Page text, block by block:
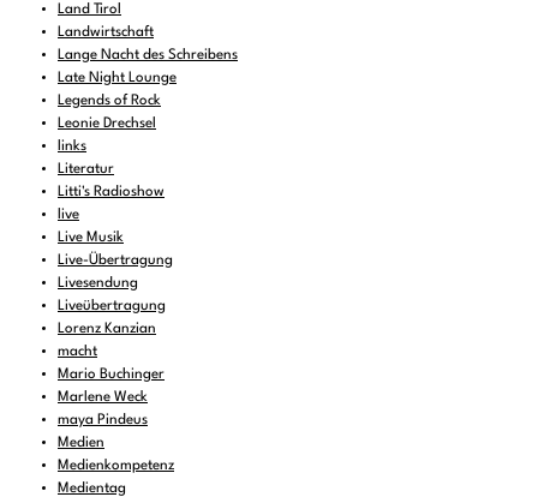
Land Tirol
Landwirtschaft
Lange Nacht des Schreibens
Late Night Lounge
Legends of Rock
Leonie Drechsel
links
Literatur
Litti's Radioshow
live
Live Musik
Live-Übertragung
Livesendung
Liveübertragung
Lorenz Kanzian
macht
Mario Buchinger
Marlene Weck
maya Pindeus
Medien
Medienkompetenz
Medientag